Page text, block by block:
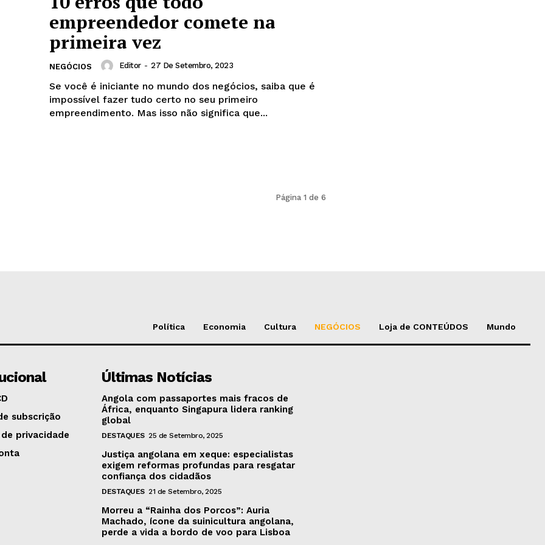
empreendedor comete na
primeira vez
NEGÓCIOS Editor - 27 De Setembro, 2023
Se você é iniciante no mundo dos negócios, saiba que é
impossível fazer tudo certo no seu primeiro
empreendimento. Mas isso não significa que...
Página 1 de 6
Política Economia Cultura NEGÓCIOS Loja de CONTEÚDOS Mundo
subscrição
privacidade
Últimas Notícias
Angola com passaportes mais fracos de
África, enquanto Singapura lidera ranking
global
DESTAQUES 25 de Setembro, 2025
Justiça angolana em xeque: especialistas
exigem reformas profundas para resgatar
confiança dos cidadãos
DESTAQUES 21 de Setembro, 2025
Morreu a “Rainha dos Porcos”: Auria
Machado, ícone da suinicultura angolana,
perde a vida a bordo de voo para Lisboa